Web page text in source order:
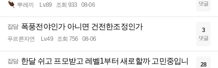
뿌레끼 Lv.89 조회 933 08-06 댓글
잡담 폭풍전야인가 아니면 건전한조정인가
푸르른자연 Lv.49 조회 756 08-06
3
댓글
잡담 한달 쉬고 프모받고 레벨1부터 새로할까 고민중입니
28